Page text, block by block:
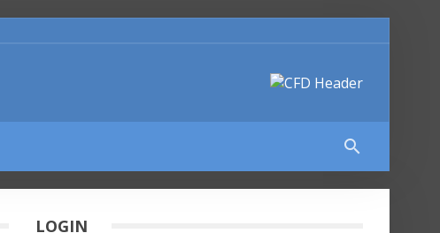
search
LOGIN